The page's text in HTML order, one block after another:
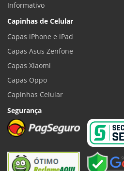
Informativo
Capinhas de Celular
Capas iPhone e iPad
Capas Asus Zenfone
Capas Xiaomi
Capas Oppo
Capinhas Celular
Segurança